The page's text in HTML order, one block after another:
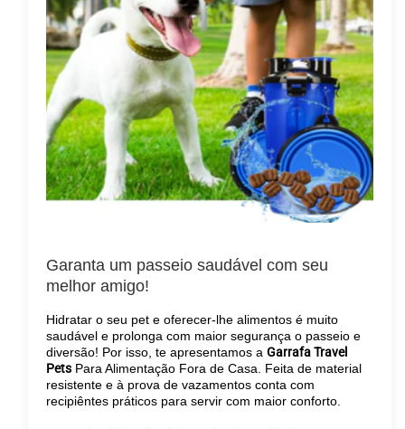
Garanta um passeio saudável com seu
melhor amigo!
Hidratar o seu pet e oferecer-lhe alimentos é muito
saudável e prolonga com maior segurança o passeio e
diversão! Por isso, te apresentamos a Garrafa Travel
Pets Para Alimentação Fora de Casa. Feita de material
resistente e à prova de vazamentos conta com
recipiêntes práticos para servir com maior conforto.